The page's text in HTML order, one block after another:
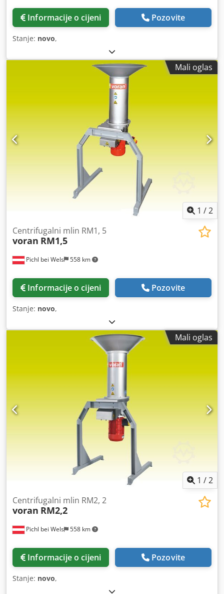
Informacije o cijeni Pozovite
Stanje: novo,
Mali oglas
1 /2
Pichl bei Wels 558 km
Centrifugalni mlin RM1, 5
voran RM1,5
Informacije o cijeni Pozovite
Stanje: novo,
Mali oglas
1 /2
Pichl bei Wels 558 km
Centrifugalni mlin RM2, 2
voran RM2,2
Informacije o cijeni Pozovite
Stanje: novo,